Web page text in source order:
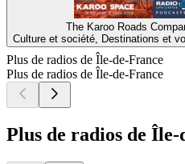
The Karoo Roads
Culture et société, Destinations et
Plus de radios de Île-de-France
Plus de radios de Île-de-France
Plus de radios de Île-